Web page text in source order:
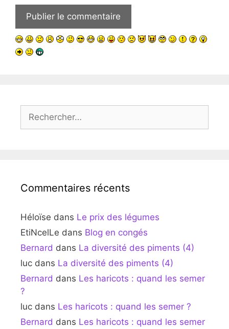
Rechercher :
Commentaires récents
Héloïse dans Le prix des légumes
EtiNcelLe dans Blog en congés
Bernard dans La diversité des piments (4)
luc dans La diversité des piments (4)
Bernard dans Les haricots : quand les semer
?
luc dans Les haricots : quand les semer ?
Bernard dans Les haricots : quand les semer